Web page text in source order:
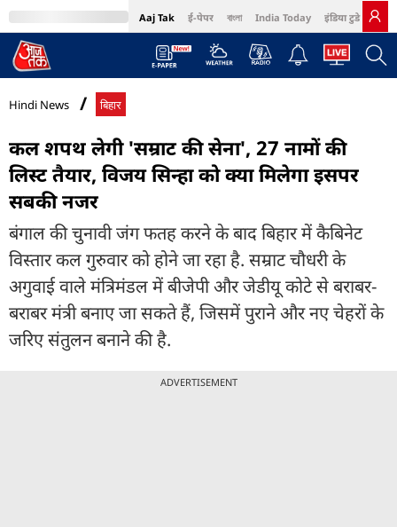
Aaj Tak ई-पेपर বাংলা India Today इंडिया टुडे हिंदी
MumbaiTak Cosmopolitan Harper's Bazaar Northeast
Hindi News बिहार
कल शपथ लेगी 'सम्राट की सेना', 27 नामों की
लिस्ट तैयार, विजय सिन्हा को क्या मिलेगा इसपर
सबकी नजर
बंगाल की चुनावी जंग फतह करने के बाद बिहार में कैबिनेट
विस्तार कल गुरुवार को होने जा रहा है. सम्राट चौधरी के
अगुवाई वाले मंत्रिमंडल में बीजेपी और जेडीयू कोटे से बराबर-
बराबर मंत्री बनाए जा सकते हैं, जिसमें पुराने और नए चेहरों के
जरिए संतुलन बनाने की है.
ADVERTISEMENT